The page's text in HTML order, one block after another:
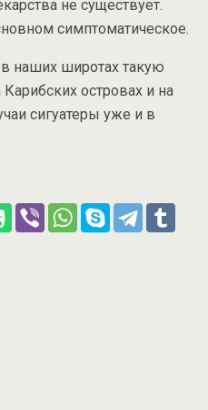
не существует.
симптоматическое.
в наших широтах такую
островах и на
сигуатеры уже и в